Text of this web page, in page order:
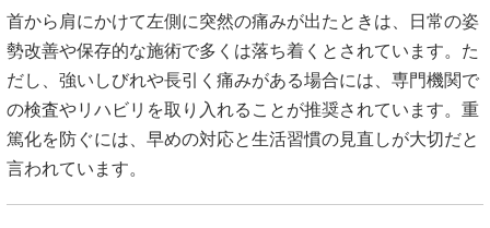
首から肩にかけて左側に突然の痛みが出たときは、日常の姿
勢改善や保存的な施術で多くは落ち着くとされています。た
だし、強いしびれや長引く痛みがある場合には、専門機関で
の検査やリハビリを取り入れることが推奨されています。重
篤化を防ぐには、早めの対応と生活習慣の見直しが大切だと
言われています。